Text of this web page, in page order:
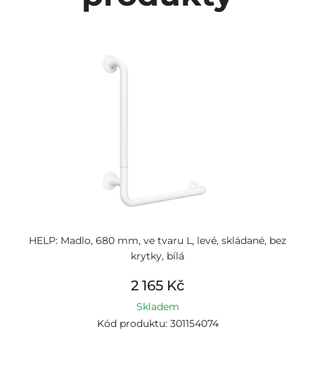
HELP: Madlo, 680 mm, ve tvaru L, levé, skládané, bez
krytky, bílá
2 165 Kč
Skladem
Kód produktu: 301154074